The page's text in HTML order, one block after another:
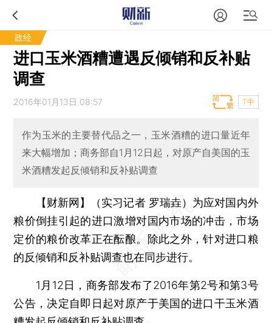
政经
进口玉米酒糟遭遇反倾销和反补贴
调查
2016年01月13日 08:57 T中
作为玉米的主要替代品之一，玉米酒糟的进口量近年
来大幅增加；商务部自1月12日起，对原产自美国的玉
米酒糟发起反倾销和反补贴调查
【财新网】（实习记者 罗瑞垚） 为应对国内外
粮价倒挂引起的进口激增对国内市场的冲击，市场
定价的粮价改革正在酝酿。除此之外，针对进口粮
的反倾销和反补贴调查也在同步进行。
1月12日，商务部发布了2016年第2号和第3号
公告，决定自即日起对原产于美国的进口干玉米酒